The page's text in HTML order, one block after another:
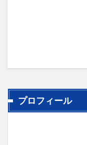
プロフィール